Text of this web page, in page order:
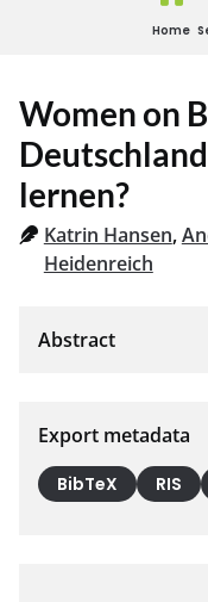
Home
Women on
lernen?
Katrin Hansen,
Heidenreich
Export metadata
BibTeX RIS